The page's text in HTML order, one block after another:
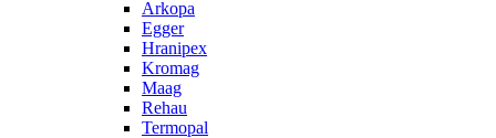
Arkopa
Egger
Hranipex
Kromag
Maag
Rehau
Termopal